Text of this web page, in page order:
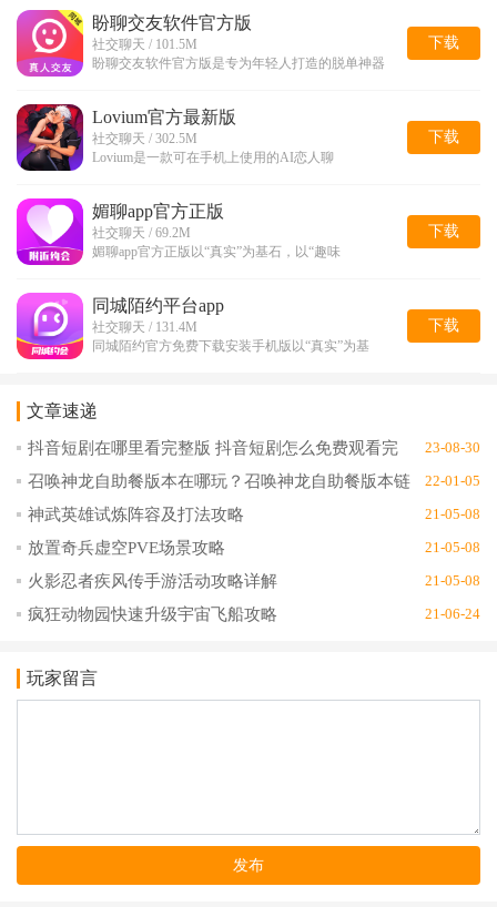
盼聊交友软件官方版
社交聊天 / 101.5M
盼聊交友软件官方版是专为年轻人打造的脱单神器
下载
Lovium官方最新版
社交聊天 / 302.5M
Lovium是一款可在手机上使用的AI恋人聊
下载
媚聊app官方正版
社交聊天 / 69.2M
媚聊app官方正版以“真实”为基石，以“趣味
下载
​同城陌约平台app
社交聊天 / 131.4M
同城陌约官方免费下载安装手机版以“真实”为基
下载
文章速递
抖音短剧在哪里看完整版 抖音短剧怎么免费观看完
23-08-30
召唤神龙自助餐版本在哪玩？召唤神龙自助餐版本链
22-01-05
神武英雄试炼阵容及打法攻略 21-05-08
放置奇兵虚空PVE场景攻略 21-05-08
火影忍者疾风传手游活动攻略详解 21-05-08
疯狂动物园快速升级宇宙飞船攻略 21-06-24
玩家留言
发布